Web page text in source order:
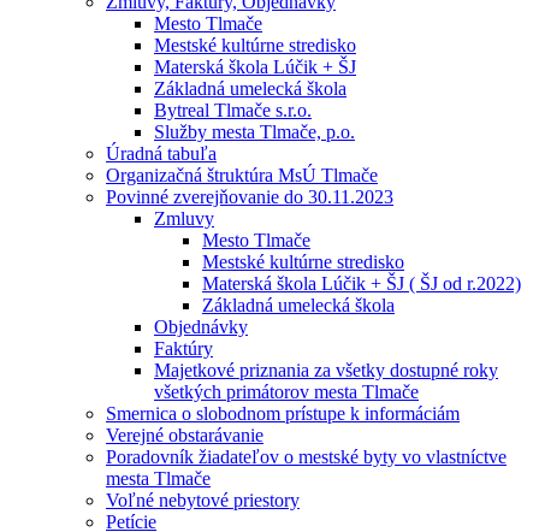
Mesto Tlmače
Mestské kultúrne stredisko
Materská škola Lúčik + ŠJ
Základná umelecká škola
Bytreal Tlmače s.r.o.
Služby mesta Tlmače, p.o.
Úradná tabuľa
Organizačná štruktúra MsÚ Tlmače
Povinné zverejňovanie do 30.11.2023
Zmluvy
Mesto Tlmače
Mestské kultúrne stredisko
Materská škola Lúčik + ŠJ ( ŠJ od r.2022)
Základná umelecká škola
Objednávky
Faktúry
Majetkové priznania za všetky dostupné roky
všetkých primátorov mesta Tlmače
Smernica o slobodnom prístupe k informáciám
Verejné obstarávanie
Poradovník žiadateľov o mestské byty vo vlastníctve
mesta Tlmače
Voľné nebytové priestory
Petície